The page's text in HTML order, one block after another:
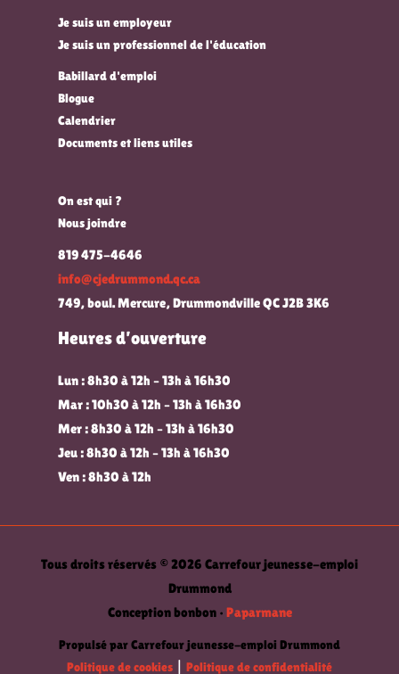
Je suis un employeur
Je suis un professionnel de l'éducation
Babillard d'emploi
Blogue
Calendrier
Documents et liens utiles
On est qui ?
Nous joindre
819 475-4646
info@cjedrummond.qc.ca
749, boul. Mercure, Drummondville QC J2B 3K6
Heures d’ouverture
Lun : 8h30 à 12h – 13h à 16h30
Mar : 10h30 à 12h – 13h à 16h30
Mer : 8h30 à 12h – 13h à 16h30
Jeu : 8h30 à 12h – 13h à 16h30
Ven : 8h30 à 12h
Tous droits réservés © 2026 Carrefour jeunesse-emploi
Drummond
Conception bonbon • Paparmane
Propulsé par Carrefour jeunesse-emploi Drummond
Politique de cookies
Politique de confidentialité